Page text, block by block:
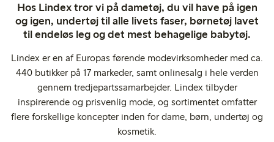
Hos Lindex tror vi på dametøj, du vil have på igen
og igen, undertøj til alle livets faser, børnetøj lavet
til endeløs leg og det mest behagelige babytøj.
Lindex er en af Europas førende modevirksomheder med ca.
440 butikker på 17 markeder, samt onlinesalg i hele verden
gennem tredjepartssamarbejder. Lindex tilbyder
inspirerende og prisvenlig mode, og sortimentet omfatter
flere forskellige koncepter inden for dame, børn, undertøj og
kosmetik.